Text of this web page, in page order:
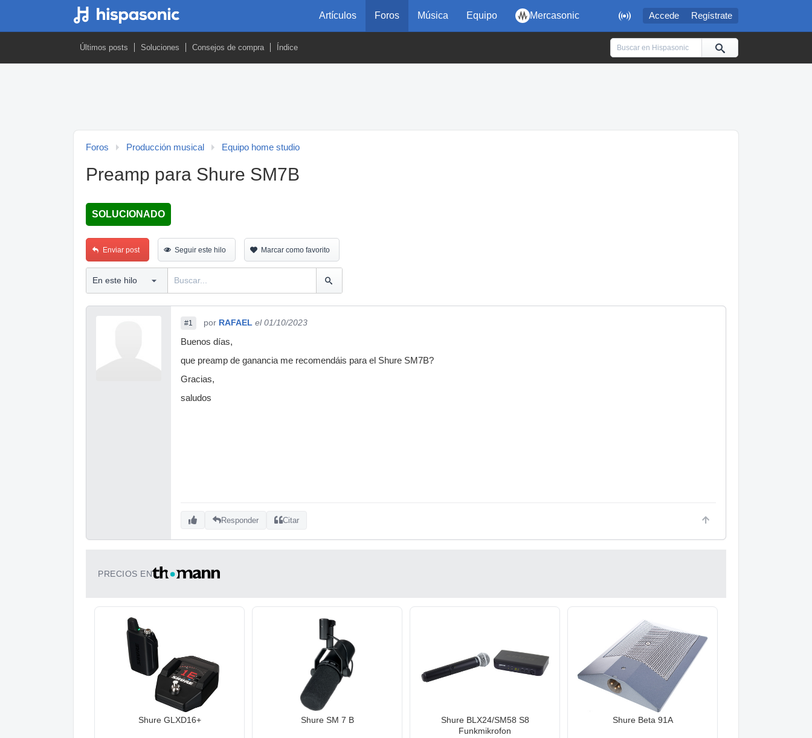
 Accede Regístrate
Artículos Foros Música Equipo Mercasonic
Últimos posts Soluciones Consejos de compra Índice
Foros Producción musical Equipo home studio
Preamp para Shure SM7B
SOLUCIONADO
Enviar post Seguir este hilo Marcar como favorito
#1 por RAFAEL el 01/10/2023
Buenos días,
que preamp de ganancia me recomendáis para el Shure SM7B?
Gracias,
saludos
Responder Citar
PRECIOS EN
Shure GLXD16+ Shure SM 7 B
Shure BLX24/SM58 S8
Funkmikrofon
Shure Beta 91A